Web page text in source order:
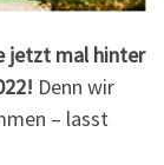
jetzt mal hinter
Denn wir
– lasst